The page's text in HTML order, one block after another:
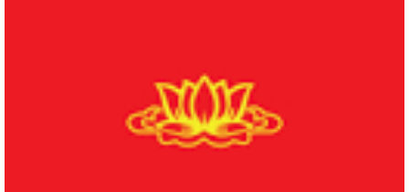
đổi, bổ sung lĩnh vực phòng bệnh...
QUYẾT ĐỊNH Về việc công bố danh mục thủ tục hành chính được sửa
đổi, bổ sung, bị bãi bỏ lĩnh vực...